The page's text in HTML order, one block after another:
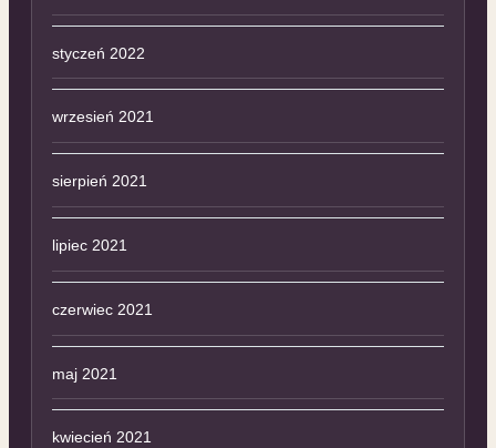
styczeń 2022
wrzesień 2021
sierpień 2021
lipiec 2021
czerwiec 2021
maj 2021
kwiecień 2021